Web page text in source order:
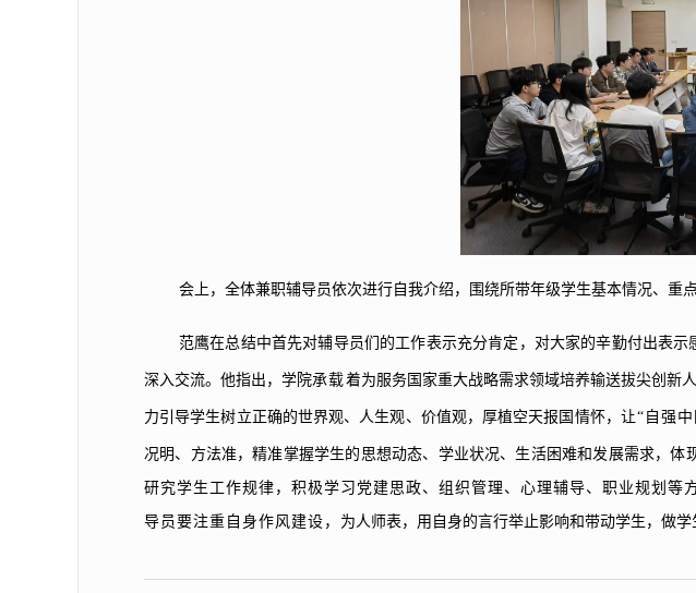
会上，全体兼职辅导员依次进行自我介绍，围绕所带年级学生基本情况、重
范鹰在总结中首先对辅导员们的工作表示充分肯定，对大家的辛勤付出表
深入交流。他指出，学院承载着为服务国家重大战略需求领域培养输送拔尖创新
力引导学生树立正确的世界观、人生观、价值观，厚植空天报国情怀， 让“自强
况明、方法准，精准掌握学生的思想动态、学业状况、生活困难和发展需求，体
研究学生工作规律，积极学习党建思政、组织管理、心理辅导、职业规划
导员要注重自身作风建设， 为人师表，用自身的言行举止影响和带动学生，做